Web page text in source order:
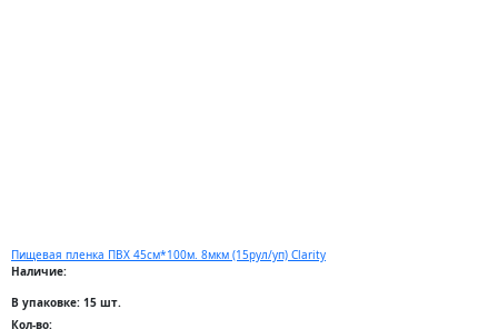
Пищевая пленка ПВХ 45см*100м. 8мкм (15рул/уп) Clarity
Наличие:
В упаковке: 15 шт.
Кол-во: